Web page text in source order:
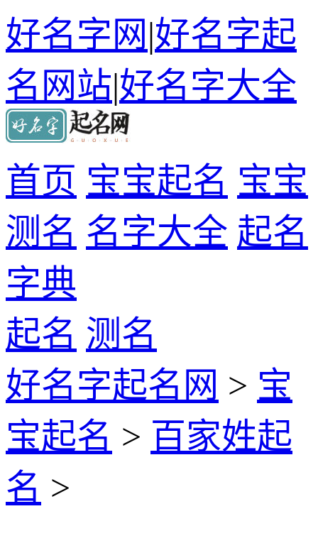
好名字网|好名字起
名网站|好名字大全
首页 宝宝起名 宝宝
测名 名字大全 起名
字典
起名 测名
好名字起名网 > 宝
宝起名 > 百家姓起
名 >